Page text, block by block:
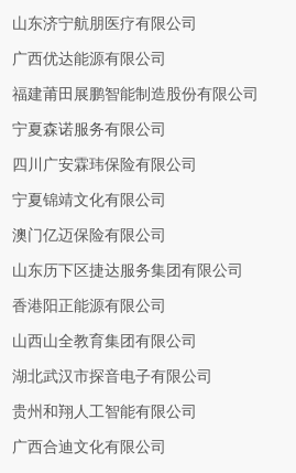
山东济宁航朋医疗有限公司
广西优达能源有限公司
福建莆田展鹏智能制造股份有限公司
宁夏森诺服务有限公司
四川广安霖玮保险有限公司
宁夏锦靖文化有限公司
澳门亿迈保险有限公司
山东历下区捷达服务集团有限公司
香港阳正能源有限公司
山西山全教育集团有限公司
湖北武汉市探音电子有限公司
贵州和翔人工智能有限公司
广西合迪文化有限公司